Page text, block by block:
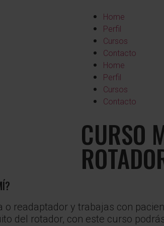
Home
Perfil
Cursos
Contacto
Home
Perfil
Cursos
Contacto
CURSO
o readaptador y trabajas con
del rotador, con este curso